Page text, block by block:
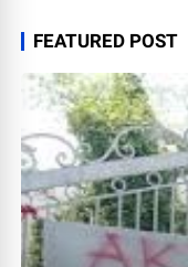
FEATURED POST